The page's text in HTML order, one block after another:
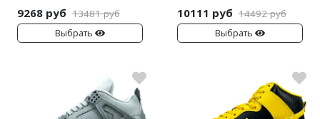
9268 руб 13481 руб
Выбрать
10111 руб 14492 руб
Выбрать